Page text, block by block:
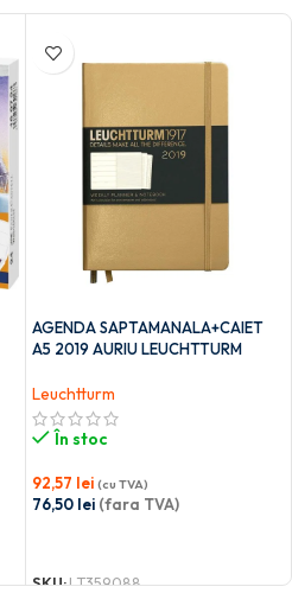
AGENDA SAPTAMANALA+CAIET
A5 2019 AURIU LEUCHTTURM
Leuchtturm
În stoc
92,57 lei (cu TVA)
76,50 lei (fara TVA)
SKU:LT359088